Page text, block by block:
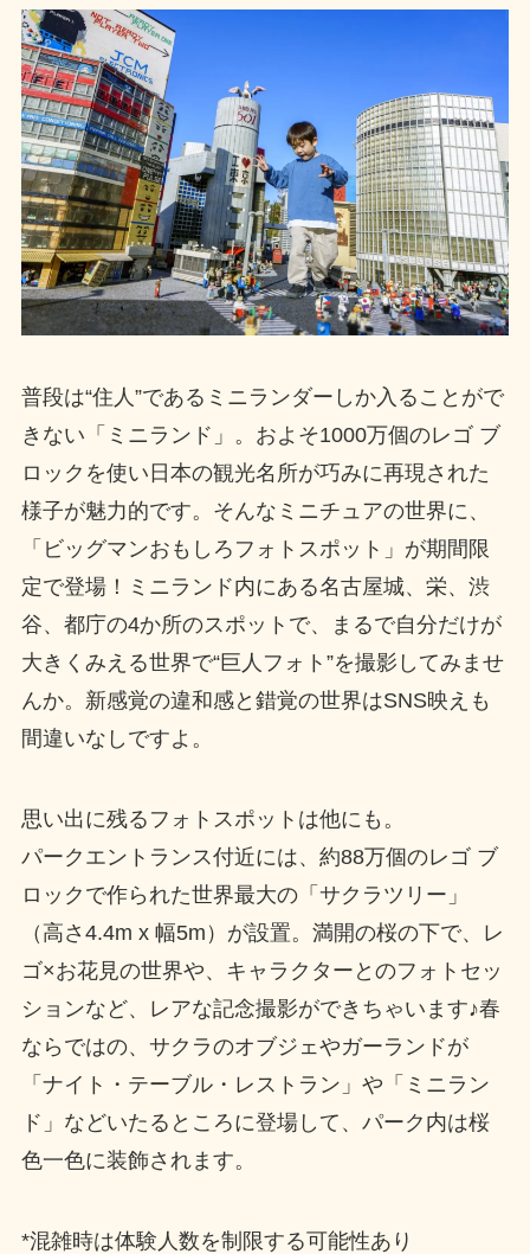
普段は“住人”であるミニランダーしか入ることがで
きない「ミニランド」。およそ1000万個のレゴ ブ
ロックを使い日本の観光名所が巧みに再現された
様子が魅力的です。そんなミニチュアの世界に、
「ビッグマンおもしろフォトスポット」が期間限
定で登場！ミニランド内にある名古屋城、栄、渋
谷、都庁の4か所のスポットで、まるで自分だけが
大きくみえる世界で“巨人フォト”を撮影してみませ
んか。新感覚の違和感と錯覚の世界はSNS映えも
間違いなしですよ。
思い出に残るフォトスポットは他にも。
パークエントランス付近には、約88万個のレゴ ブ
ロックで作られた世界最大の「サクラツリー」
（高さ4.4m x 幅5m）が設置。満開の桜の下で、レ
ゴ×お花見の世界や、キャラクターとのフォトセッ
ションなど、レアな記念撮影ができちゃいます♪春
ならではの、サクラのオブジェやガーランドが
「ナイト・テーブル・レストラン」や「ミニラン
ド」などいたるところに登場して、パーク内は桜
色一色に装飾されます。
*混雑時は体験人数を制限する可能性あり